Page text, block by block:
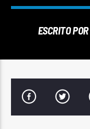
TÍTULO
Señal FM
ESCRITO POR